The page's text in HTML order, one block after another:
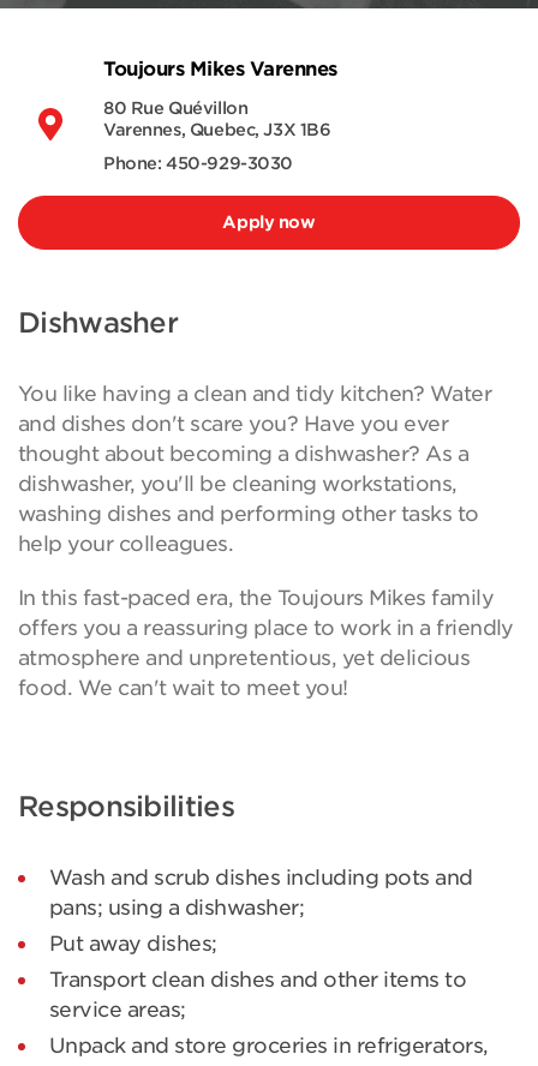
Dishwasher
You like having a clean and tidy kitchen? Water
and dishes don't scare you? Have you ever
thought about becoming a dishwasher? As a
dishwasher, you'll be cleaning workstations,
washing dishes and performing other tasks to
help your colleagues.
In this fast-paced era, the Toujours Mikes family
offers you a reassuring place to work in a friendly
atmosphere and unpretentious, yet delicious
food. We can't wait to meet you!
Responsibilities
Wash and scrub dishes including pots and
pans; using a dishwasher;
Put away dishes;
Transport clean dishes and other items to
service areas;
Unpack and store groceries in refrigerators,
Toujours Mikes Varennes
80 Rue Quévillon
Varennes, Quebec, J3X 1B6
Phone: 450-929-3030
Apply now